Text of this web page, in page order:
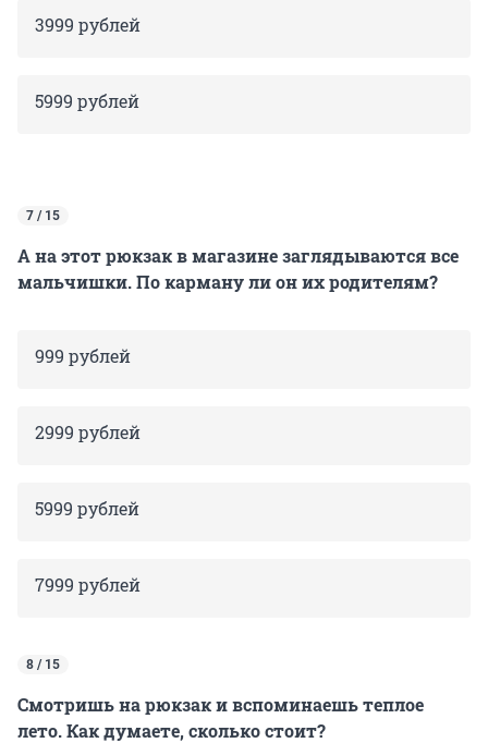
3999 рублей
5999 рублей
7 / 15
А на этот рюкзак в магазине заглядываются все
мальчишки. По карману ли он их родителям?
999 рублей
2999 рублей
5999 рублей
7999 рублей
8 / 15
Смотришь на рюкзак и вспоминаешь теплое
лето. Как думаете, сколько стоит?